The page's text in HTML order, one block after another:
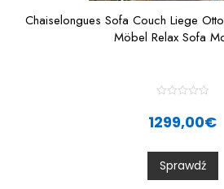
Chaiselongues Sofa Couch Liege
Möbel Relax Sofa
t
0
o
u
t
1299,00€
Sprawdź